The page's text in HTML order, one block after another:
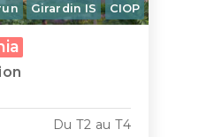
Girardin IS CIOP
Du T2 au T4